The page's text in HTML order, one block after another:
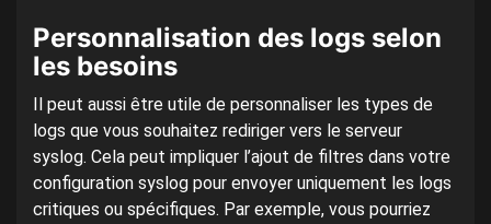
Personnalisation des logs selon
les besoins
Il peut aussi être utile de personnaliser les types de
logs que vous souhaitez rediriger vers le serveur
syslog. Cela peut impliquer l’ajout de filtres dans votre
configuration syslog pour envoyer uniquement les logs
critiques ou spécifiques. Par exemple, vous pourriez